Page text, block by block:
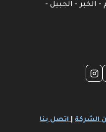
- الخبر - الجبيل -
الشركة اتصل بنا